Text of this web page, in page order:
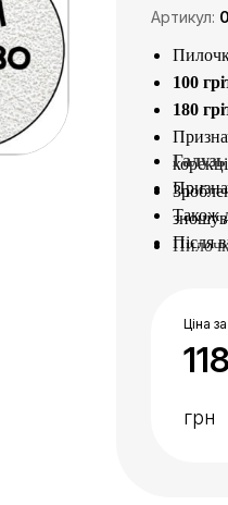
Артикул:
100
180
Також
Після
Ціна
грн